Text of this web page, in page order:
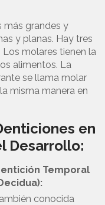
más grandes y
y planas. Hay tres
molares tienen la
alimentos. La
se llama molar
misma manera en
en
Desarrollo:
Temporal
conocida